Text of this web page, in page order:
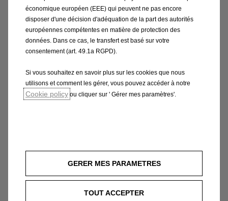
l'Opel GT électrique. Aujourd'hui, le
constructeur est en pleine électrification de la
majorité de son offre.
économique européen (EEE) qui peuvent ne pas encore
disposer d'une décision d'adéquation de la part des autorités
européennes compétentes en matière de protection des
données. Dans ce cas, le transfert est basé sur votre
consentement (art. 49.1a RGPD).
Si vous souhaitez en savoir plus sur les cookies que nous
utilisons et comment les gérer, vous pouvez accéder à notre
Cookie policy ou cliquer sur ' Gérer mes paramètres'.
GERER MES PARAMETRES
TOUT ACCEPTER